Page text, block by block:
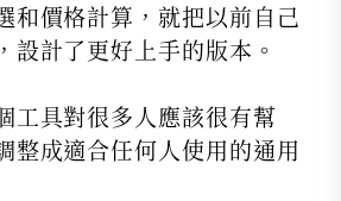
和價格計算，就把以前自己
設計了更好上手的版本。
工具對很多人應該很有幫
整成適合任何人使用的通用